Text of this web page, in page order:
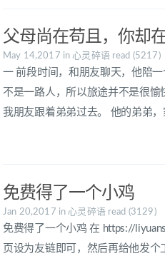
父母尚在苟且，你却
May 14,2017 in心灵碎语 read (5217)
一 前段时间，和朋友聊天，他陪
不是一路人，所以旅途并不是很
我朋友跟着弟弟过去。 他的弟弟
免费得了一个小鸡
Jan 20,2017 in 心灵碎语 read (3129)
免费得了一个小鸡 在 https://
页设为友链即可，然后再给他发